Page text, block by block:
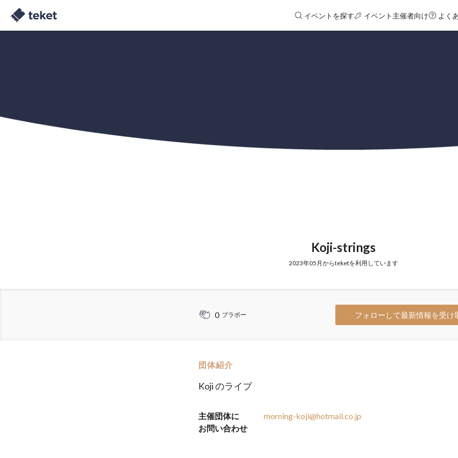
イベントを探す イベント主催者向け よく
Koji-strings
2023年05月からteketを利用しています
0 ブラボー フォローして最新情報を受け
団体紹介
Koji のライブ
主催団体に
お問い合わせ
morning-koji@hotmail.co.jp